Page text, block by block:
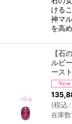
ける
神マ
を高
【石
ルビー
ース
(税込:
在庫数